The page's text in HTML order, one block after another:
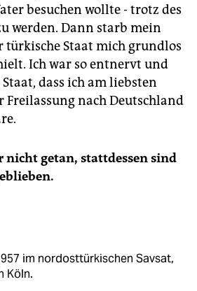
besuchen wollte - trotz des
werden. Dann starb mein
türkische Staat mich grundlos
Ich war so entnervt und
dass ich am liebsten
nach Deutschland
nicht getan, stattdessen sind
im nordosttürkischen Savsat,
Köln.